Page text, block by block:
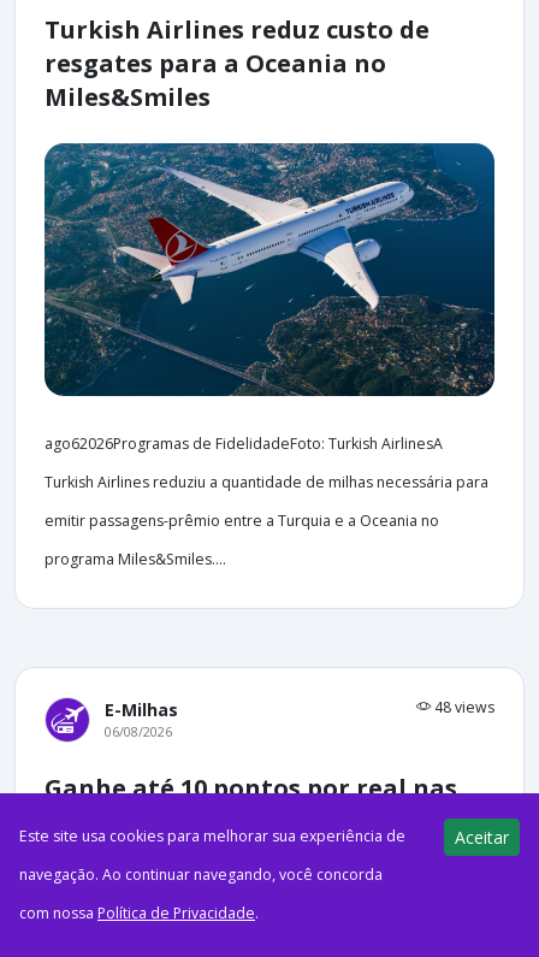
Turkish Airlines reduz custo de
resgates para a Oceania no
Miles&Smiles
ago62026Programas de FidelidadeFoto: Turkish AirlinesA
Turkish Airlines reduziu a quantidade de milhas necessária para
emitir passagens-prêmio entre a Turquia e a Oceania no
programa Miles&Smiles....
E-Milhas 48 views
06/08/2026
Ganhe até 10 pontos por real nas
ofertas da Esfera
Este site usa cookies para melhorar sua experiência de
navegação. Ao continuar navegando, você concorda
com nossa Política de Privacidade.
Aceitar